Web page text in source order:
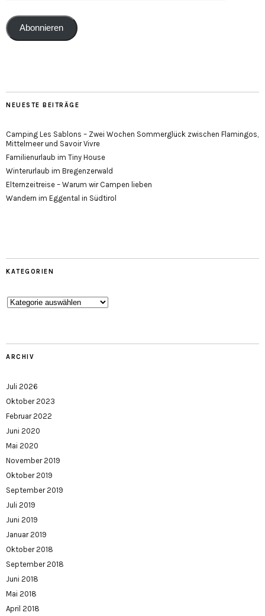
Abonnieren
NEUESTE BEITRÄGE
Camping Les Sablons – Zwei Wochen Sommerglück zwischen Flamingos,
Mittelmeer und Savoir Vivre
Familienurlaub im Tiny House
Winterurlaub im Bregenzerwald
Elternzeitreise – Warum wir Campen lieben
Wandern im Eggental in Südtirol
KATEGORIEN
Kategorien
ARCHIV
Juli 2026
Oktober 2023
Februar 2022
Juni 2020
Mai 2020
November 2019
Oktober 2019
September 2019
Juli 2019
Juni 2019
Januar 2019
Oktober 2018
September 2018
Juni 2018
Mai 2018
April 2018